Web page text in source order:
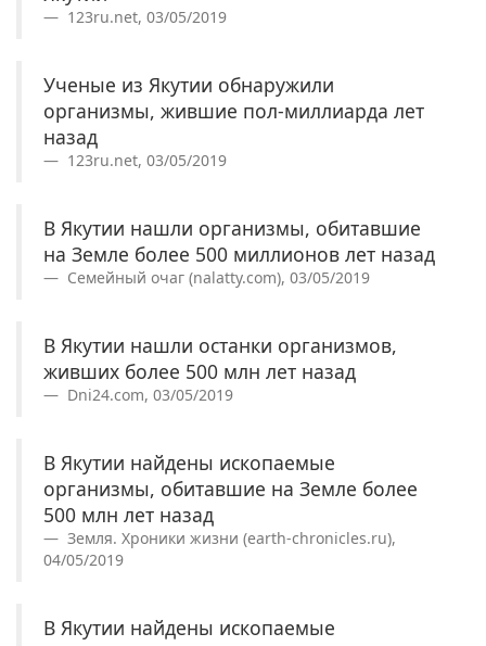
123ru.net, 03/05/2019
Ученые из Якутии обнаружили
организмы, жившие пол-миллиарда лет
назад
123ru.net, 03/05/2019
В Якутии нашли организмы, обитавшие
на Земле более 500 миллионов лет назад
Семейный очаг (nalatty.com), 03/05/2019
В Якутии нашли останки организмов,
живших более 500 млн лет назад
Dni24.com, 03/05/2019
В Якутии найдены ископаемые
организмы, обитавшие на Земле более
500 млн лет назад
Земля. Хроники жизни (earth-chronicles.ru),
04/05/2019
В Якутии найдены ископаемые